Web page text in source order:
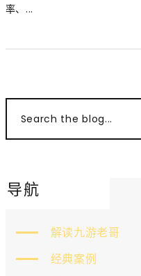
率、...
Search the blog...
导航
解读九游老哥
经典案例